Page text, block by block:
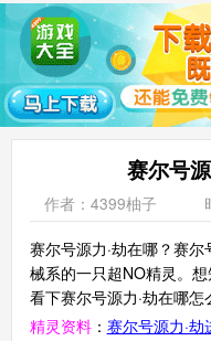
赛尔号
作者：4399柚子
赛尔号源力·劫在哪？赛尔
械系的一只超NO精灵。
看下赛尔号源力·劫在哪怎
精灵资料： 赛尔号源力·